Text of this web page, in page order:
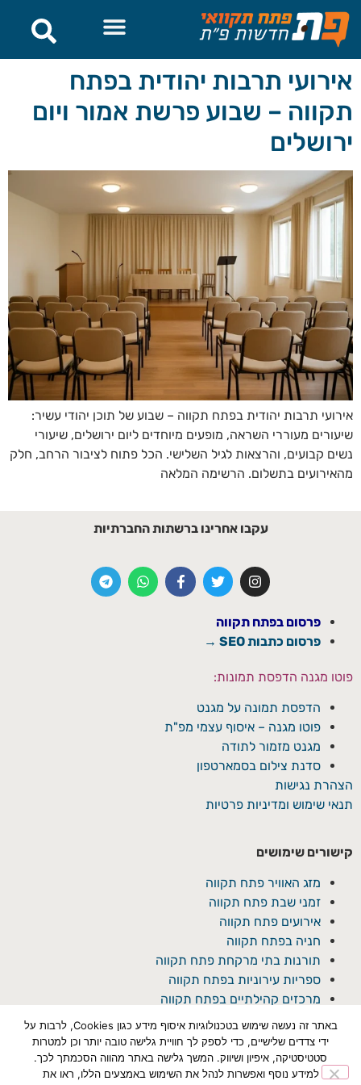
לתוכן
אירועי תרבות יהודית בפתח
תקווה – שבוע פרשת אמור ויום
ירושלים
אירועי תרבות יהודית בפתח תקווה – שבוע של תוכן יהודי עשיר:
שיעורים מעוררי השראה, מופעים מיוחדים ליום ירושלים, שיעורי
נשים קבועים, והרצאות לגיל השלישי. הכל פתוח לציבור הרחב, חלק
מהאירועים בתשלום. הרשימה המלאה
עקבו אחרינו ברשתות החברתיות
פרסום בפתח תקווה
פרסום כתבות SEO →
פוטו מגנה הדפסת תמונות:
הדפסת תמונה על מגנט
פוטו מגנה – איסוף עצמי מפ"ת
מגנט מזמור לתודה
סדנת צילום בסמארטפון
הצהרת נגישות
תנאי שימוש ומדיניות פרטיות
קישורים שימושים
מזג האוויר פתח תקווה
זמני שבת פתח תקווה
אירועים פתח תקווה
חניה בפתח תקווה
תורנות בתי מרקחת פתח תקווה
ספריות עירוניות בפתח תקווה
מרכזים קהילתיים בפתח תקווה
באתר זה נעשה שימוש בטכנולוגיות איסוף מידע כגון Cookies, לרבות על
ידי צדדים שלישיים, כדי לספק לך חוויית גלישה טובה יותר וכן למטרות
סטטיסטיקה, איפיון ושיווק. המשך גלישה באתר מהווה הסכמתך לכך.
למידע נוסף ואפשרות לנהל את השימוש באמצעים הללו, ראו את